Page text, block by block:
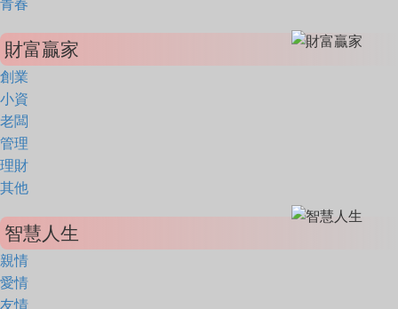
青春
財富贏家
創業
小資
老闆
管理
理財
其他
智慧人生
親情
愛情
友情